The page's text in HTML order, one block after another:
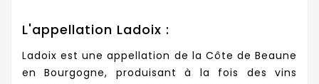
L'appellation Ladoix :
Ladoix est une appellation de la Côte de Beaune
en Bourgogne, produisant à la fois des vins